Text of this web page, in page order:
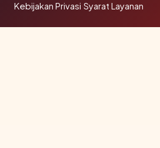
Kebijakan Privasi·Syarat Layanan